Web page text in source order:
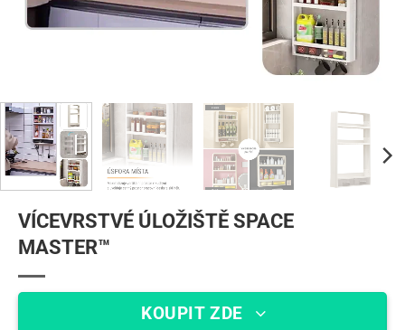
VÍCEVRSTVÉ ÚLOŽIŠTĚ SPACE
MASTER™
KOUPIT ZDE